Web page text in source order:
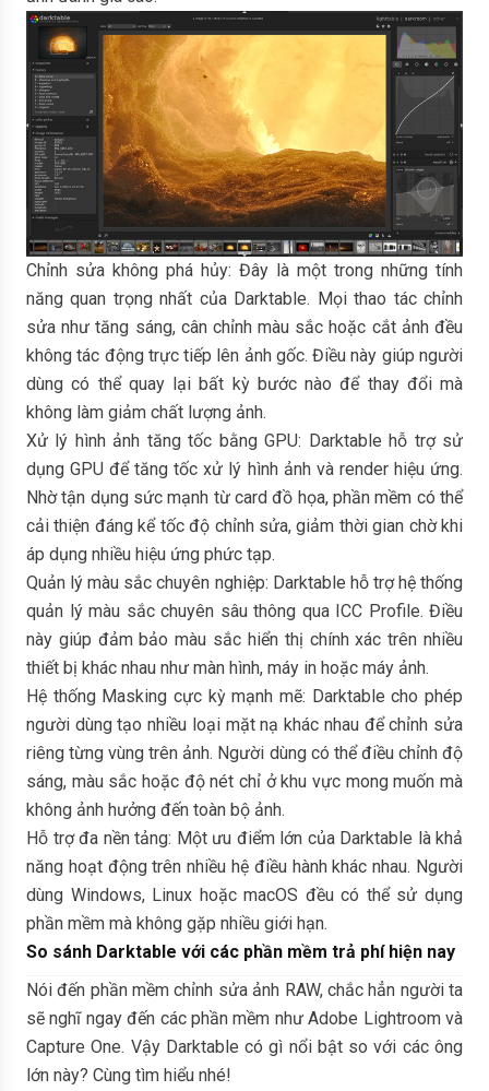
Chỉnh sửa không phá hủy: Đây là một trong những tính
năng quan trọng nhất của Darktable. Mọi thao tác chỉnh
sửa như tăng sáng, cân chỉnh màu sắc hoặc cắt ảnh đều
không tác động trực tiếp lên ảnh gốc. Điều này giúp người
dùng có thể quay lại bất kỳ bước nào để thay đổi mà
không làm giảm chất lượng ảnh.
Xử lý hình ảnh tăng tốc bằng GPU: Darktable hỗ trợ sử
dụng GPU để tăng tốc xử lý hình ảnh và render hiệu ứng.
Nhờ tận dụng sức mạnh từ card đồ họa, phần mềm có thể
cải thiện đáng kể tốc độ chỉnh sửa, giảm thời gian chờ khi
áp dụng nhiều hiệu ứng phức tạp.
Quản lý màu sắc chuyên nghiệp: Darktable hỗ trợ hệ thống
quản lý màu sắc chuyên sâu thông qua ICC Profile. Điều
này giúp đảm bảo màu sắc hiển thị chính xác trên nhiều
thiết bị khác nhau như màn hình, máy in hoặc máy ảnh.
Hệ thống Masking cực kỳ mạnh mẽ: Darktable cho phép
người dùng tạo nhiều loại mặt nạ khác nhau để chỉnh sửa
riêng từng vùng trên ảnh. Người dùng có thể điều chỉnh độ
sáng, màu sắc hoặc độ nét chỉ ở khu vực mong muốn mà
không ảnh hưởng đến toàn bộ ảnh.
Hỗ trợ đa nền tảng: Một ưu điểm lớn của Darktable là khả
năng hoạt động trên nhiều hệ điều hành khác nhau. Người
dùng Windows, Linux hoặc macOS đều có thể sử dụng
phần mềm mà không gặp nhiều giới hạn.
So sánh Darktable với các phần mềm trả phí hiện nay
Nói đến phần mềm chỉnh sửa ảnh RAW, chắc hẳn người ta
sẽ nghĩ ngay đến các phần mềm như Adobe Lightroom và
Capture One. Vậy Darktable có gì nổi bật so với các ông
lớn này? Cùng tìm hiểu nhé!